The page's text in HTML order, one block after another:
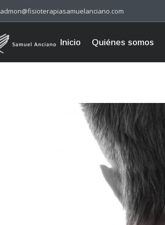
admon@fisioterapiasamuelanciano.com
Inicio Quiénes somos